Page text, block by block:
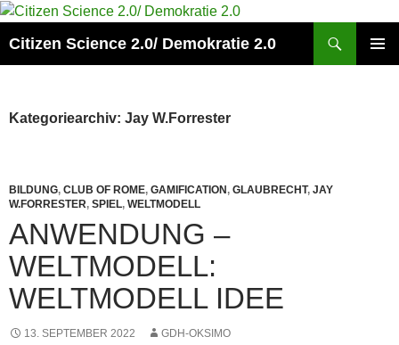
Zum
springen
Citizen Science 2.0/ Demokratie 2.0
Kategoriearchiv: Jay W.Forrester
BILDUNG, CLUB OF ROME, GAMIFICATION, GLAUBRECHT, JAY
W.FORRESTER, SPIEL, WELTMODELL
ANWENDUNG –
WELTMODELL:
WELTMODELL IDEE
13. SEPTEMBER 2022 GDH-OKSIMO